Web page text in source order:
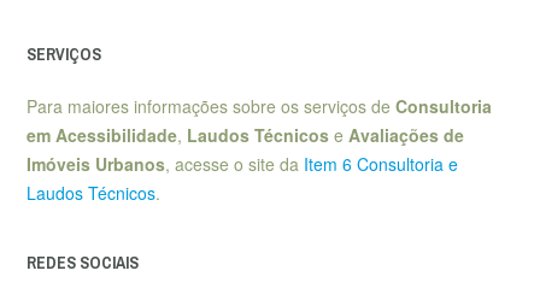
SERVIÇOS
Para maiores informações sobre os serviços de Consultoria
em Acessibilidade, Laudos Técnicos e Avaliações de
Imóveis Urbanos, acesse o site da Item 6 Consultoria e
Laudos Técnicos.
REDES SOCIAIS